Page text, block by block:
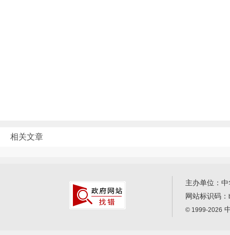
相关文章
主办单位：
网站标识码：
© 1999-2026